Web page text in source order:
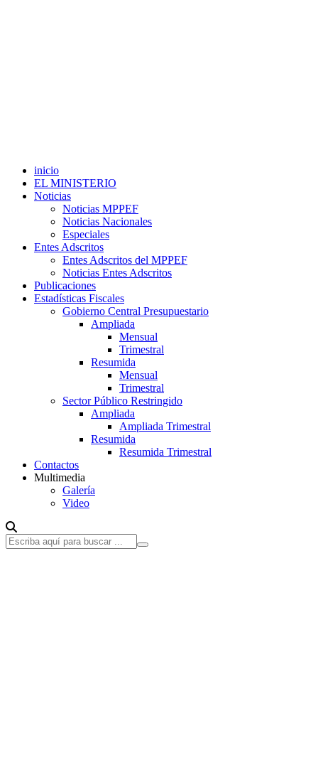
inicio
EL MINISTERIO
Noticias
Noticias MPPEF
Noticias Nacionales
Especiales
Entes Adscritos
Entes Adscritos del MPPEF
Noticias Entes Adscritos
Publicaciones
Estadísticas Fiscales
Gobierno Central Presupuestario
Ampliada
Mensual
Trimestral
Resumida
Mensual
Trimestral
Sector Público Restringido
Ampliada
Ampliada Trimestral
Resumida
Resumida Trimestral
Contactos
Multimedia
Galería
Video